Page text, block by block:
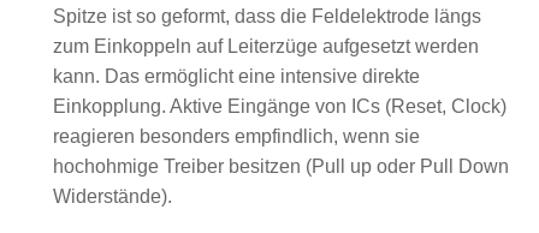
Spitze ist so geformt, dass die Feldelektrode längs
zum Einkoppeln auf Leiterzüge aufgesetzt werden
kann. Das ermöglicht eine intensive direkte
Einkopplung. Aktive Eingänge von ICs (Reset, Clock)
reagieren besonders empfindlich, wenn sie
hochohmige Treiber besitzen (Pull up oder Pull Down
Widerstände).